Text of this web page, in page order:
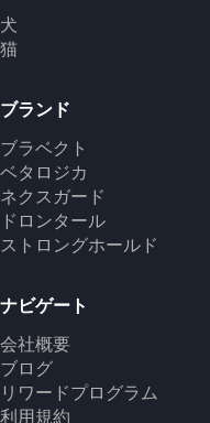
犬
猫
ブランド
ブラベクト
ベタロジカ
ネクスガード
ドロンタール
ストロングホールド
ナビゲート
会社概要
ブログ
リワードプログラム
利用規約